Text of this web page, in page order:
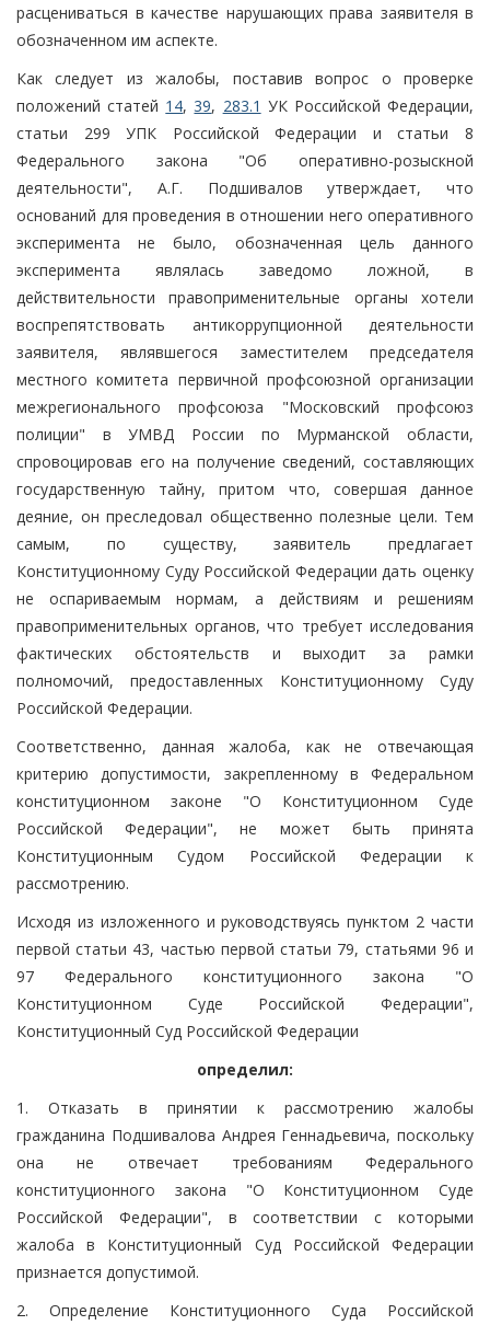
расцениваться в качестве нарушающих права заявителя в
обозначенном им аспекте.
Как следует из жалобы, поставив вопрос о проверке
положений статей 14,39, 283.1 УК Российской Федерации,
статьи 299 УПК Российской Федерации и статьи 8
Федерального закона "Об оперативно-розыскной
деятельности", А.Г. Подшивалов утверждает, что
оснований для проведения в отношении него оперативного
эксперимента не было, обозначенная цель данного
эксперимента являлась заведомо ложной, в
действительности правоприменительные органы хотели
воспрепятствовать антикоррупционной деятельности
заявителя, являвшегося заместителем председателя
местного комитета первичной профсоюзной организации
межрегионального профсоюза "Московский профсоюз
полиции" в УМВД России по Мурманской области,
спровоцировав его на получение сведений, составляющих
государственную тайну, притом что, совершая данное
деяние, он преследовал общественно полезные цели. Тем
самым, по существу, заявитель предлагает
Конституционному Суду Российской Федерации дать оценку
не оспариваемым нормам, а действиям и решениям
правоприменительных органов, что требует исследования
фактических обстоятельств и выходит за рамки
полномочий, предоставленных Конституционному Суду
Российской Федерации.
Соответственно, данная жалоба, как не отвечающая
критерию допустимости, закрепленному в Федеральном
конституционном законе "О Конституционном Суде
Российской Федерации", не может быть принята
Конституционным Судом Российской Федерации к
рассмотрению.
Исходя из изложенного и руководствуясь пунктом 2 части
первой статьи 43, частью первой статьи 79, статьями 96 и
97 Федерального конституционного закона "О
Конституционном Суде Российской Федерации",
Конституционный Суд Российской Федерации
определил:
1. Отказать в принятии к рассмотрению жалобы
гражданина Подшивалова Андрея Геннадьевича, поскольку
она не отвечает требованиям Федерального
конституционного закона "О Конституционном Суде
Российской Федерации", в соответствии с которыми
жалоба в Конституционный Суд Российской Федерации
признается допустимой.
2. Определение Конституционного Суда Российской